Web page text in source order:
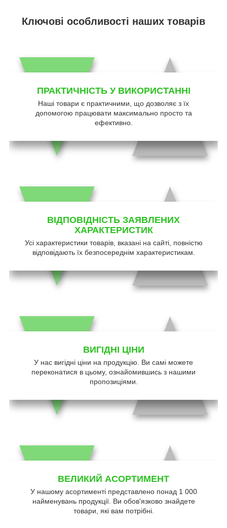
Ключові особливості наших товарів
ПРАКТИЧНІСТЬ У ВИКОРИСТАННІ
Наші товари є практичними, що дозволяє з їх
допомогою працювати максимально просто та
ефективно.
ВІДПОВІДНІСТЬ ЗАЯВЛЕНИХ
ХАРАКТЕРИСТИК
Усі характеристики товарів, вказані на сайті, повністю
відповідають їх безпосереднім характеристикам.
ВИГІДНІ ЦІНИ
У нас вигідні ціни на продукцію. Ви самі можете
переконатися в цьому, ознайомившись з нашими
пропозиціями.
ВЕЛИКИЙ АСОРТИМЕНТ
У нашому асортименті представлено понад 1 000
найменувань продукції. Ви обов'язково знайдете
товари, які вам потрібні.